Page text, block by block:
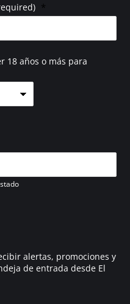
*
18 años o más para
alertas, promociones y
de entrada desde El